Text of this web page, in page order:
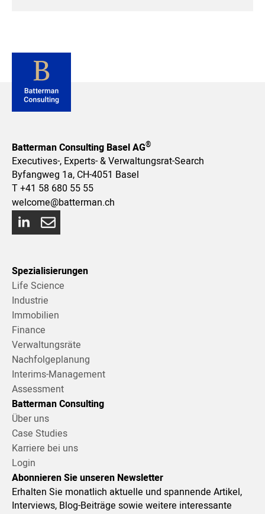
Batterman Consulting Basel AG®
Executives-, Experts- & Verwaltungsrat-Search
Byfangweg 1a, CH-4051 Basel
T+41 58 680 55 55
welcome@batterman.ch
Spezialisierungen
Life Science
Industrie
Immobilien
Finance
Verwaltungsräte
Nachfolgeplanung
Interims-Management
Assessment
Batterman Consulting
Über uns
Case Studies
Karriere bei uns
Login
Abonnieren Sie unseren Newsletter
Erhalten Sie monatlich aktuelle und spannende Artikel,
Interviews, Blog-Beiträge sowie weitere interessante